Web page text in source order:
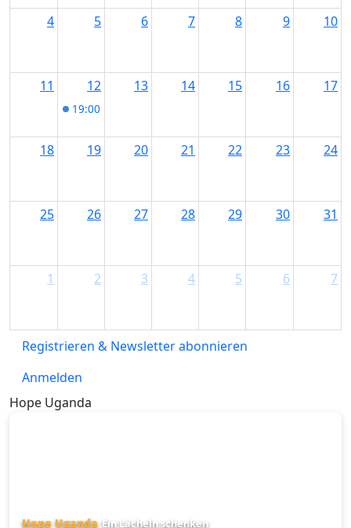
4 5 6 7 8 9 10
11 12
19:00
13 14 15 16 17
18 19 20 21 22 23 24
25 26 27 28 29 30 31
1 2 3 4 5 6 7
Registrieren & Newsletter abonnieren
Anmelden
Hope Uganda
Hope Uganda Ein Lächeln schenken